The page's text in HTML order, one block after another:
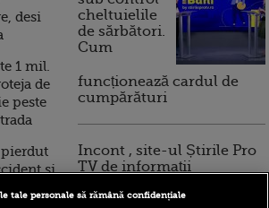
desi
1 mil.
de
peste
pierdut
si
de
cheltuielile
de sărbători.
Cum
funcționează cardul de
cumpărături
Incont , site-ul Știrile Pro
TV de informații
financiară, a devenit iBani
tale personale să rămână confidențiale